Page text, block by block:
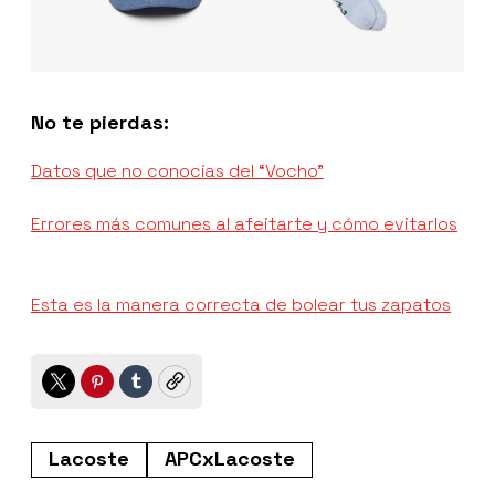
No te pierdas:
Datos que no conocías del “Vocho”
Errores más comunes al afeitarte y cómo evitarlos
Esta es la manera correcta de bolear tus zapatos
TwitterPinterest
TumblrCopy
Lacoste APCxLacoste